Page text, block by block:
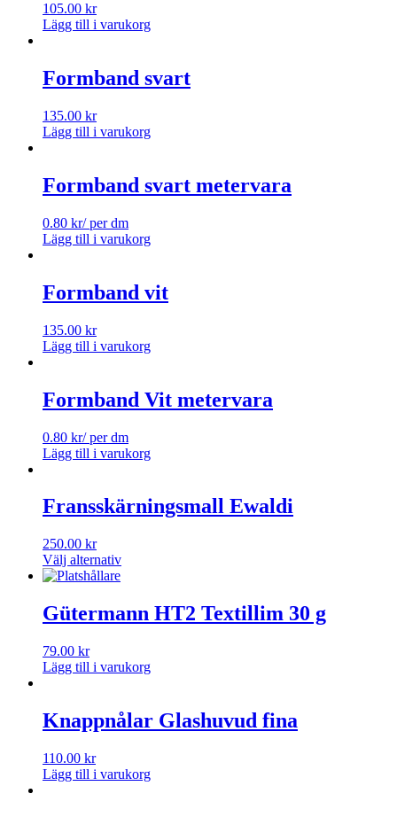
105.00 kr
Lägg till i varukorg
Formband svart
135.00 kr
Lägg till i varukorg
Formband svart metervara
0.80 kr/ per dm
Lägg till i varukorg
Formband vit
135.00 kr
Lägg till i varukorg
Formband Vit metervara
0.80 kr/ per dm
Lägg till i varukorg
Fransskärningsmall Ewaldi
250.00 kr
Välj alternativ
Gütermann HT2 Textillim 30 g
79.00 kr
Lägg till i varukorg
Knappnålar Glashuvud fina
110.00 kr
Lägg till i varukorg